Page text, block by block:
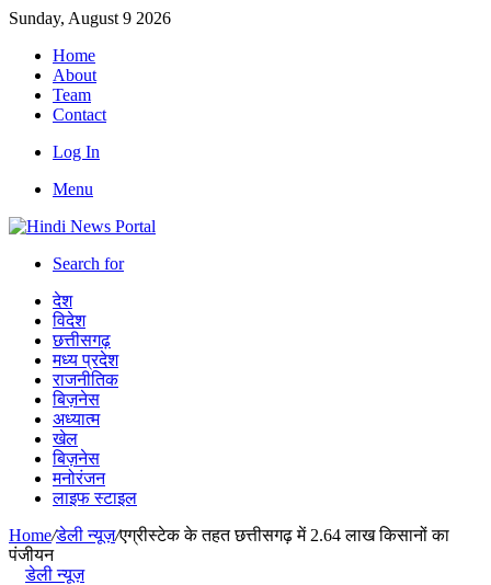
Sunday, August 9 2026
Home
About
Team
Contact
Log In
Menu
Search for
देश
विदेश
छत्तीसगढ़
मध्य प्रदेश
राजनीतिक
बिज़नेस
अध्यात्म
खेल
बिज़नेस
मनोरंजन
लाइफ स्टाइल
Home/डेली न्यूज़/एग्रीस्टेक के तहत छत्तीसगढ़ में 2.64 लाख किसानों का
पंजीयन
डेली न्यूज़